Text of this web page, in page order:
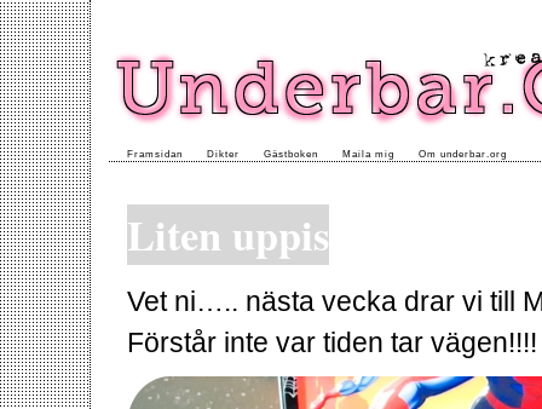
Framsidan Dikter Gästboken Maila mig Om underbar.org
Liten uppis
Vet ni….. nästa vecka drar vi till
Förstår inte var tiden tar vägen!!!!